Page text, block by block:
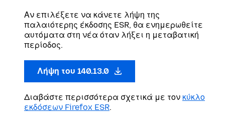
Αν επιλέξετε να κάνετε λήψη της
παλαιότερης έκδοσης ESR, θα ενημερωθείτε
αυτόματα στη νέα όταν λήξει η μεταβατική
περίοδος.
Λήψη του 140.13.0
Διαβάστε περισσότερα σχετικά με τον κύκλο
εκδόσεων Firefox ESR.